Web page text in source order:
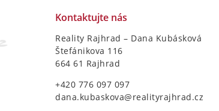
Kontaktujte nás
Reality Rajhrad – Dana Kubásková
Štefánikova 116
664 61 Rajhrad
+420 776 097 097
dana.kubaskova@realityrajhrad.cz